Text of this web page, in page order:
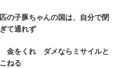
の子豚ちゃんの国は、自分で閉
て通れず
金をくれ ダメならミサイルと
ねる